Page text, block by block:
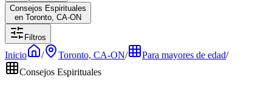
Consejos Espirituales
en Toronto, CA-ON
Filtros
Inicio / Toronto, CA-ON/ Para mayores de edad/
Consejos Espirituales